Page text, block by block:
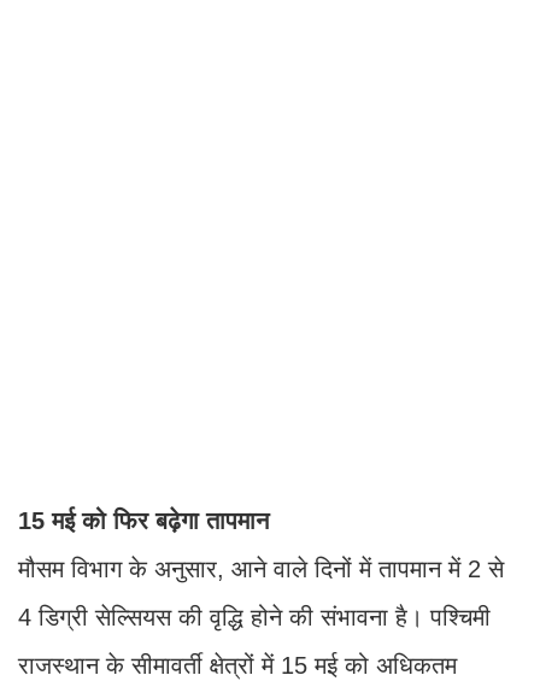
15 मई को फिर बढ़ेगा तापमान
मौसम विभाग के अनुसार, आने वाले दिनों में तापमान में 2 से
4 डिग्री सेल्सियस की वृद्धि होने की संभावना है। पश्चिमी
राजस्थान के सीमावर्ती क्षेत्रों में 15 मई को अधिकतम